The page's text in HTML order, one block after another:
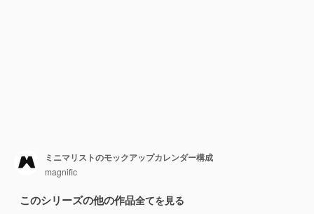
ミニマリストのモックアップカレンダー構成
magnific
このシリーズの他の作品全てを見る